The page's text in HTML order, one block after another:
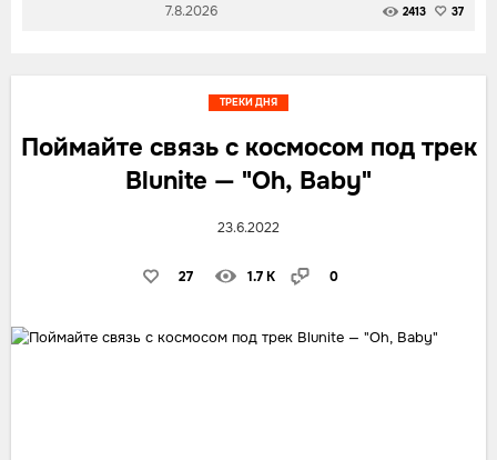
7.8.2026 2413 37
Поймайте связь с космосом под трек
Blunite — "Oh, Baby"
23.6.2022
27 1.7 K 0
ТРЕКИ ДНЯ